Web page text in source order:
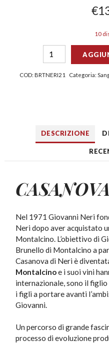
€
10
COD: BRTNERI21 Categoria:
DESCRIZIONE
Nel 1971 Giovanni Neri
Neridopo aver acquistato
Montalcino. L’obiettivo di
Brunello di Montalcino a
Casanova di Neri è
Montalcinoe i suoi vini
internazionale, sono il
i figli a portare avanti
Giovanni.
Un percorso di grande
processo di evoluzione